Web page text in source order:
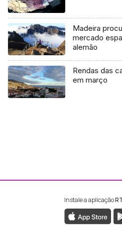
Madeira
mercado
alemão
Rendas das
em março
da RTP
da RTP
Instale a aplicação